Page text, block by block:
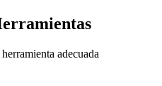
adecuada